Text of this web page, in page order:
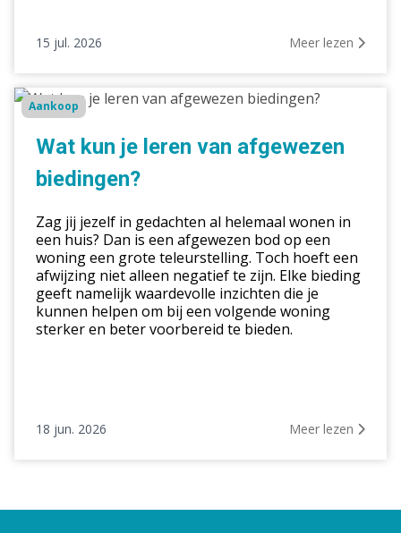
15 jul. 2026 Meer lezen
Wat
kun
van
biedingen?
Aankoop
Wat kun je leren van afgewezen
biedingen?
Zag jij jezelf in gedachten al helemaal wonen in
een huis? Dan is een afgewezen bod op een
woning een grote teleurstelling. Toch hoeft een
afwijzing niet alleen negatief te zijn. Elke bieding
geeft namelijk waardevolle inzichten die je
kunnen helpen om bij een volgende woning
sterker en beter voorbereid te bieden.
18 jun. 2026 Meer lezen